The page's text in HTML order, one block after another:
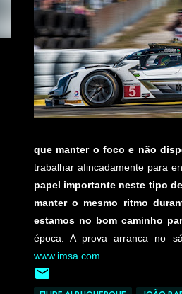
que manter o foco e não
trabalhar afincadamente para
papel importante neste tipo
manter o mesmo ritmo
estamos no bom caminho
época. A prova arranca no
www.imsa.com